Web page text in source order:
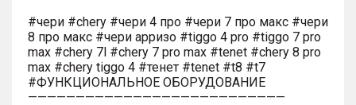
#чери #chery #чери 4 про #чери 7 про макс #чери
8 про макс #чери арризо #tiggo 4 pro #tiggo 7 pro
max #chery 7l #chery 7 pro max #tenet #chery 8 pro
max #chery tiggo 4 #тенет #tenet #t8 #t7
#ФУНКЦИОНАЛЬНОЕ ОБОРУДОВАНИЕ
———————————————————————————